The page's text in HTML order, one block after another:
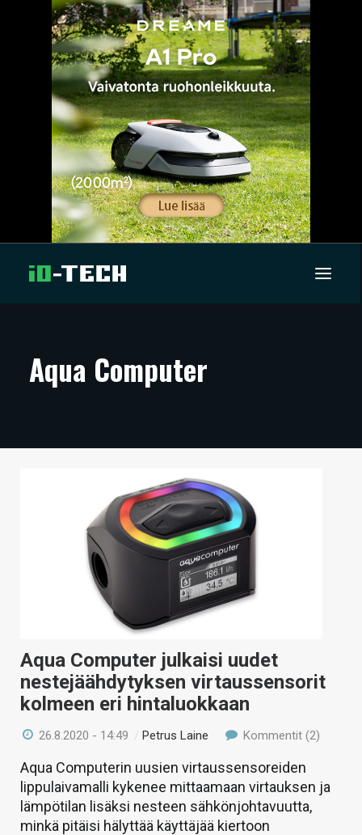
ARTIKKELIT
TECHBBS
HAKU
Aqua Computer
Aqua Computer julkaisi uudet
nestejäähdytyksen virtaussensorit
kolmeen eri hintaluokkaan
26.8.2020 - 14:49 /Petrus Laine Kommentit (2)
Aqua Computerin uusien virtaussensoreiden
lippulaivamalli kykenee mittaamaan virtauksen ja
lämpötilan lisäksi nesteen sähkönjohtavuutta,
minkä pitäisi hälyttää käyttäjää kiertoon